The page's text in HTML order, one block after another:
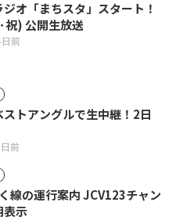
オ「まちスタ」スタート！
祝) 公開生放送
前
トアングルで生中継！2日
前
行案内 JCV123チャン
表示